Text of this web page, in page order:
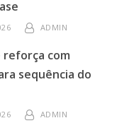
ADMIN
com
sequência do
ADMIN